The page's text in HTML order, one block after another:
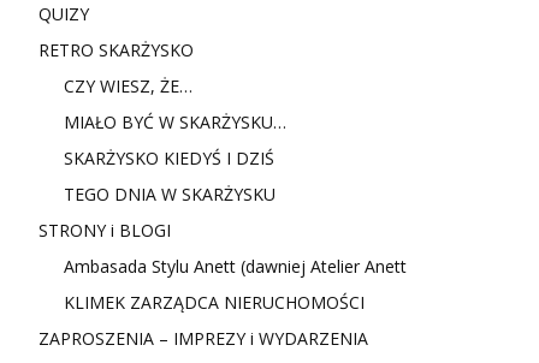
QUIZY
RETRO SKARŻYSKO
CZY WIESZ, ŻE…
MIAŁO BYĆ W SKARŻYSKU…
SKARŻYSKO KIEDYŚ I DZIŚ
TEGO DNIA W SKARŻYSKU
STRONY i BLOGI
Ambasada Stylu Anett (dawniej Atelier Anett
KLIMEK ZARZĄDCA NIERUCHOMOŚCI
ZAPROSZENIA – IMPREZY i WYDARZENIA